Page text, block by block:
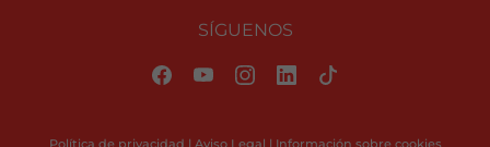
SÍGUENOS
Política de privacidad | Aviso Legal | Información sobre cookies